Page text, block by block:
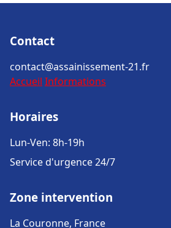
Contact
contact@assainissement-21.fr
Accueil Informations
Horaires
Lun-Ven: 8h-19h
Service d'urgence 24/7
Zone intervention
La Couronne, France